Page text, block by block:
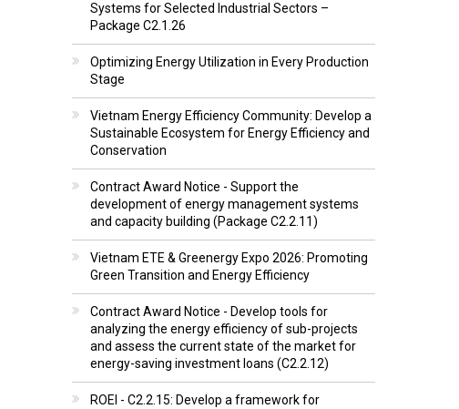
Systems for Selected Industrial Sectors –
Package C2.1.26
Optimizing Energy Utilization in Every Production
Stage
Vietnam Energy Efficiency Community: Develop a
Sustainable Ecosystem for Energy Efficiency and
Conservation
Contract Award Notice - Support the
development of energy management systems
and capacity building (Package C2.2.11)
Vietnam ETE & Greenergy Expo 2026: Promoting
Green Transition and Energy Efficiency
Contract Award Notice - Develop tools for
analyzing the energy efficiency of sub-projects
and assess the current state of the market for
energy-saving investment loans (C2.2.12)
ROEI - C2.2.15: Develop a framework for